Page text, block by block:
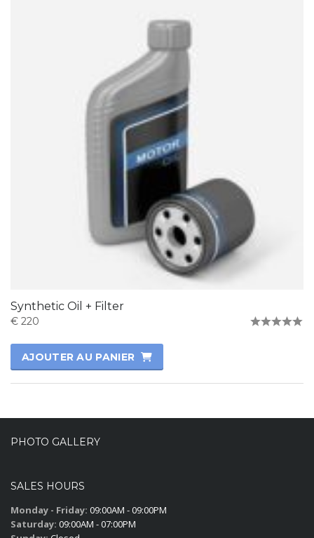
Synthetic Oil + Filter
€ 220
AJOUTER AU PANIER
PHOTO GALLERY
SALES HOURS
Monday - Friday: 09:00AM - 09:00PM
Saturday: 09:00AM - 07:00PM